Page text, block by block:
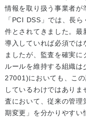
情報を取り扱う事業者が
「PCI DSS」では、長
件とされてきました。
導入していれば必須では
ましたが、監査を確実
ルールを維持する組織
27001)においても、こ
しているわけではあり
査において、従来の管理
期変更」を分かりやすい